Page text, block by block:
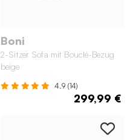
Boni
2-Sitzer Sofa mit Bouclé-Bezug
beige
4.9 (14)
299,99 €